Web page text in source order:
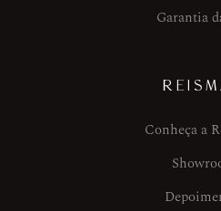
Garantia
Conheça a